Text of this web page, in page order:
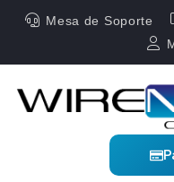
Mesa de Soporte